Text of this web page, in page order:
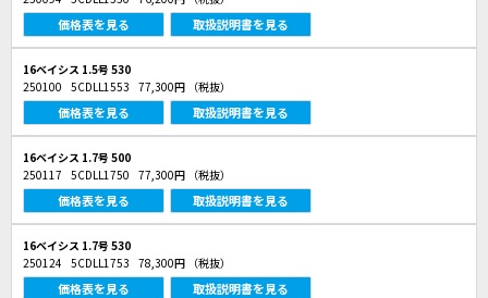
価格表を見る 取扱説明書を見る
16ベイシス 1.5号 530
250100 5CDLL1553 77,300円 （税抜）
価格表を見る 取扱説明書を見る
16ベイシス 1.7号 500
250117 5CDLL1750 77,300円 （税抜）
価格表を見る 取扱説明書を見る
16ベイシス 1.7号 530
250124 5CDLL1753 78,300円 （税抜）
価格表を見る 取扱説明書を見る